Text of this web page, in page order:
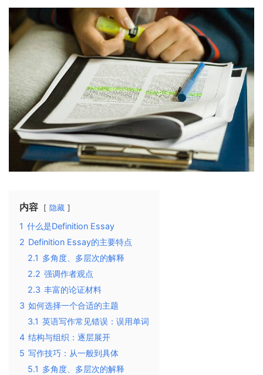
内容 隐藏
1 什么是Definition Essay
2 Definition Essay的主要特点
2.1 多角度、多层次的解释
2.2 强调作者观点
2.3 丰富的论证材料
3 如何选择一个合适的主题
3.1 英语写作常见错误：误用单词
4 结构与组织：逐层展开
5 写作技巧：从一般到具体
5.1 多角度、多层次的解释